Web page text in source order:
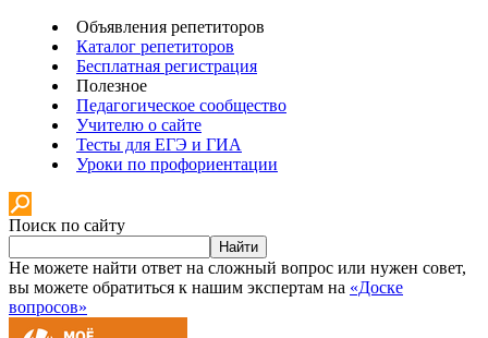
Объявления репетиторов
Каталог репетиторов
Бесплатная регистрация
Полезное
Педагогическое сообщество
Учителю о сайте
Тесты для ЕГЭ и ГИА
Уроки по профориентации
Поиск по сайту
Найти
Не можете найти ответ на сложный вопрос или нужен совет,
вы можете обратиться к нашим экспертам на «Доске
вопросов»